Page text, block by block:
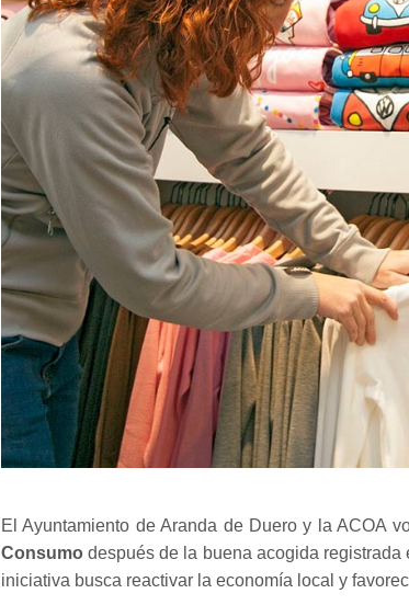
El Ayuntamiento de Aranda de Duero y la ACOA
Consumo después de la buena acogida
iniciativa busca reactivar la economía local y